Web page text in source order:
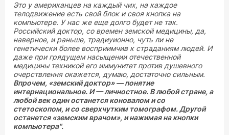
Это у американцев на каждый чих, на каждое
телодвижение есть свой блок и своя кнопка на
компьютере. У нас же еще долго будет не так.
Российский доктор, со времен земской медицины, да,
наверное, и раньше, традиуионно, чуть ли не
генетически более восприимчив к страданиям людей. И
даже при грядущем насыщении отечественной
медицины техникой его иммунитет против душевного
очерствлення окажется, думаю, достаточно сильным.
Впрочем, «земский доктор» — понятие
интернациональное. И — личностное. В любой стране, а
любой век один останется коновалом и со
стетоскопом, и со сверхчутким томографом. Другой
останется «земским врачом», и нажимая на кнопки
компьютера".